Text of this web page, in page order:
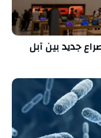
جديد بين آبل